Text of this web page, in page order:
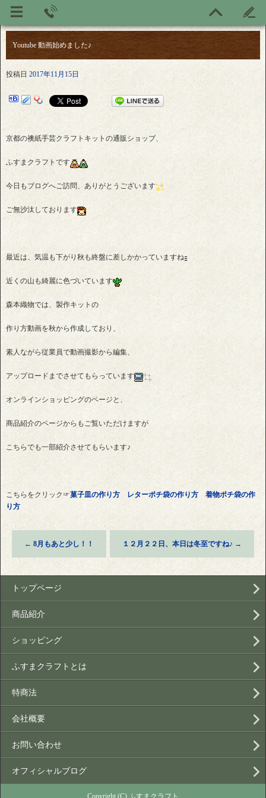
Youtube 動画始めました♪
投稿日 2017年11月15日
京都の襖紙手芸クラフトキットの通販ショップ、
ふすまクラフトです
今日もブログへご訪問、ありがとうございます
ご無沙汰しております
最近は、気温も下がり秋も終盤に差しかかっていますね
近くの山も綺麗に色づいています
森本織物では、製作キットの
作り方動画を秋から作成しており、
素人ながら従業員で動画撮影から編集、
アップロードまでさせてもらっています
オンラインショッピングのページと、
商品紹介のページからもご覧いただけますが
こちらでも一部紹介させてもらいます♪
こちらをクリック☞菓子皿の作り方 レターポチ袋の作り方
着物ポチ袋の作
り方
← 8月もあと少し！！ １２月２２日、本日は冬至ですね♪ →
トップページ
商品紹介
ショッピング
ふすまクラフトとは
特商法
会社概要
お問い合わせ
オフィシャルブログ
Copyright (C) ふすまクラフト